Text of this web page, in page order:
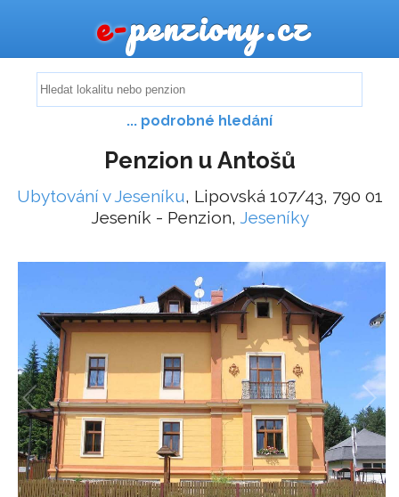
e-penziony.cz
... podrobné hledání
Penzion u Antošů
Ubytování v Jeseníku, Lipovská 107/43, 790 01
Jeseník - Penzion, Jeseníky